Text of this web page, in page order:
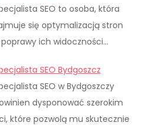
SEO to osoba, która
się optymalizacją stron
ich widoczności…
SEO Bydgoszcz
SEO w Bydgoszczy
dysponować szerokim
które pozwolą mu skutecznie